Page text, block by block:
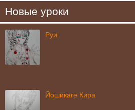
Новые уроки
Руи
Йошикаге Кира